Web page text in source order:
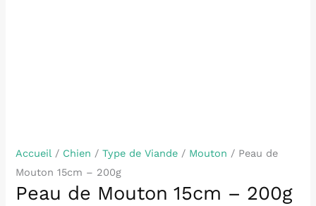
Accueil/ Chien /Type de Viande / Mouton / Peau de
Mouton 15cm – 200g
Peau de Mouton 15cm – 200g